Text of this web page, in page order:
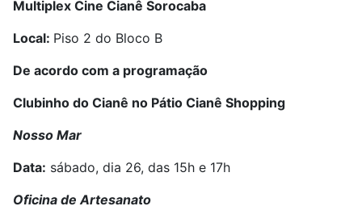
Multiplex Cine Cianê Sorocaba
Local: Piso 2 do Bloco B
De acordo com a programação
Clubinho do Cianê no Pátio Cianê Shopping
Nosso Mar
Data: sábado, dia 26, das 15h e 17h
Oficina de Artesanato